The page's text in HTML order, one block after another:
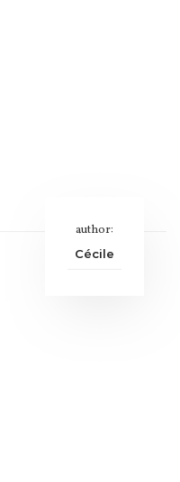
author:
Cécile